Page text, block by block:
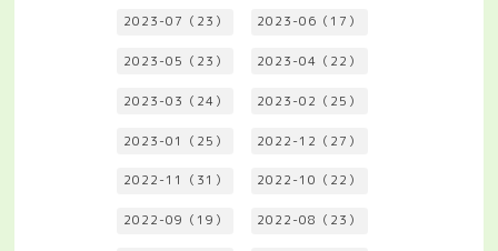
2023-07（23） 2023-06（17）
2023-05（23） 2023-04（22）
2023-03（24） 2023-02（25）
2023-01（25） 2022-12（27）
2022-11（31） 2022-10（22）
2022-09（19） 2022-08（23）